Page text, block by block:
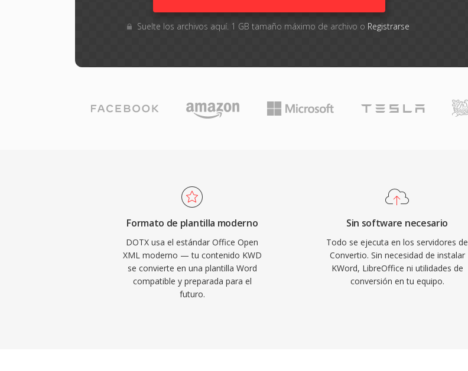
Suelte los archivos aquí. 1 GB tamaño máximo de archivo o Registrarse
Formato de plantilla moderno
DOTX usa el estándar Office Open
XML moderno — tu contenido KWD
se convierte en una plantilla Word
compatible y preparada para el
futuro.
Sin software necesario
Todo se ejecuta en los servidores de
Convertio. Sin necesidad de instalar
KWord, LibreOffice ni utilidades de
conversión en tu equipo.